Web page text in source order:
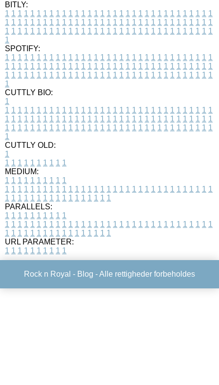
BITLY:
1 1 1 1 1 1 1 1 1 1 1 1 1 1 1 1 1 1 1 1 1 1 1 1 1 1 1 1 1 1 1 1 1
1 1 1 1 1 1 1 1 1 1 1 1 1 1 1 1 1 1 1 1 1 1 1 1 1 1 1 1 1 1 1 1 1
1 1 1 1 1 1 1 1 1 1 1 1 1 1 1 1 1 1 1 1 1 1 1 1 1 1 1 1 1 1 1 1 1
1
SPOTIFY:
1 1 1 1 1 1 1 1 1 1 1 1 1 1 1 1 1 1 1 1 1 1 1 1 1 1 1 1 1 1 1 1 1
1 1 1 1 1 1 1 1 1 1 1 1 1 1 1 1 1 1 1 1 1 1 1 1 1 1 1 1 1 1 1 1 1
1 1 1 1 1 1 1 1 1 1 1 1 1 1 1 1 1 1 1 1 1 1 1 1 1 1 1 1 1 1 1 1 1
1
CUTTLY BIO:
1
1 1 1 1 1 1 1 1 1 1 1 1 1 1 1 1 1 1 1 1 1 1 1 1 1 1 1 1 1 1 1 1 1
1 1 1 1 1 1 1 1 1 1 1 1 1 1 1 1 1 1 1 1 1 1 1 1 1 1 1 1 1 1 1 1 1
1 1 1 1 1 1 1 1 1 1 1 1 1 1 1 1 1 1 1 1 1 1 1 1 1 1 1 1 1 1 1 1 1
1
CUTTLY OLD:
1
1 1 1 1 1 1 1 1 1 1
MEDIUM:
1 1 1 1 1 1 1 1 1 1
1 1 1 1 1 1 1 1 1 1 1 1 1 1 1 1 1 1 1 1 1 1 1 1 1 1 1 1 1 1 1 1 1
1 1 1 1 1 1 1 1 1 1 1 1 1 1 1 1 1
PARALLELS:
1 1 1 1 1 1 1 1 1 1
1 1 1 1 1 1 1 1 1 1 1 1 1 1 1 1 1 1 1 1 1 1 1 1 1 1 1 1 1 1 1 1 1
1 1 1 1 1 1 1 1 1 1 1 1 1 1 1 1 1
URL PARAMETER:
1 1 1 1 1 1 1 1 1 1
Rock n Royal - Blog - Alle rettigheder forbeholdes